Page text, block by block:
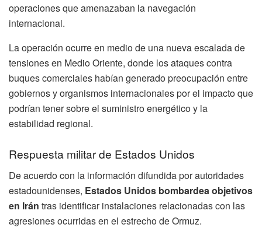
operaciones que amenazaban la navegación
internacional.
La operación ocurre en medio de una nueva escalada de
tensiones en Medio Oriente, donde los ataques contra
buques comerciales habían generado preocupación entre
gobiernos y organismos internacionales por el impacto que
podrían tener sobre el suministro energético y la
estabilidad regional.
Respuesta militar de Estados Unidos
De acuerdo con la información difundida por autoridades
estadounidenses, Estados Unidos bombardea objetivos
en Irán tras identificar instalaciones relacionadas con las
agresiones ocurridas en el estrecho de Ormuz.